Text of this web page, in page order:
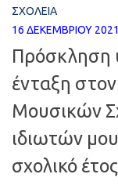
ΣΧΟΛΕΊΑ
16 ΔΕΚΕΜΒΡΊΟΥ 2021
Πρόσκληση
ένταξη
Μουσικών
ιδιωτών
σχολικό